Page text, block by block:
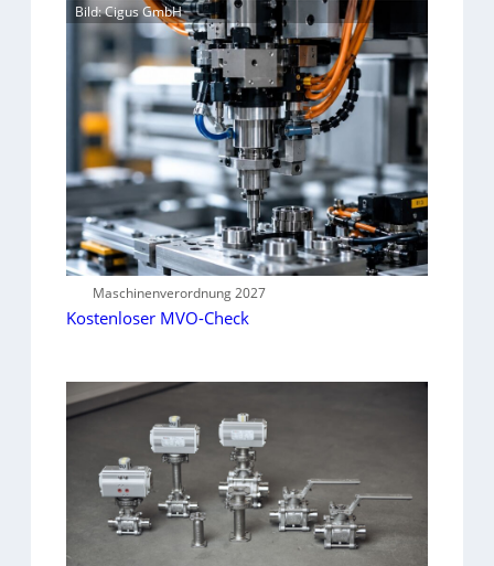
Bild: Cigus GmbH
Maschinenverordnung 2027
Kostenloser MVO-Check